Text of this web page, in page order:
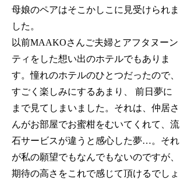
母娘のペアはそこかしこに見受けられま
した。
以前MAAKOさんご夫婦とアフタヌーン
ティをした想い出のホテルでもありま
す。憧れのホテルのひとつだったので、
すごく楽しみにするあまり、 前日夢に
まで見てしまいました。それは、仲居さ
んがお部屋でお蜜柑をむいてくれて、流
石サービスが違うと感心した夢…。それ
が私の願望でもなんでもないのですが、
期待の高さをこれで感じて頂けるでしょ